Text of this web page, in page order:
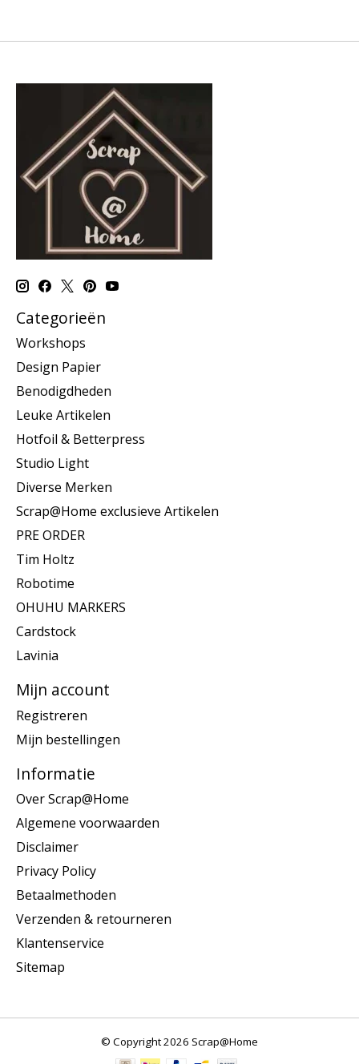
Categorieën
Workshops
Design Papier
Benodigdheden
Leuke Artikelen
Hotfoil & Betterpress
Studio Light
Diverse Merken
Scrap@Home exclusieve Artikelen
PRE ORDER
Tim Holtz
Robotime
OHUHU MARKERS
Cardstock
Lavinia
Mijn account
Registreren
Mijn bestellingen
Informatie
Over Scrap@Home
Algemene voorwaarden
Disclaimer
Privacy Policy
Betaalmethoden
Verzenden & retourneren
Klantenservice
Sitemap
© Copyright 2026 Scrap@Home